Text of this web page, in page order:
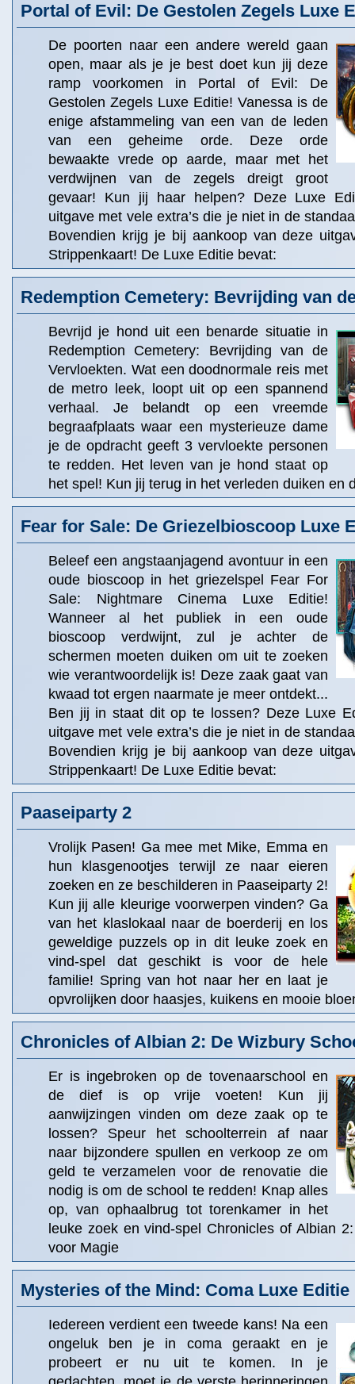
Portal of Evil: De Gestolen Zegels Luxe
De poorten naar een andere wereld gaan
open, maar als je je best doet kun jij deze
ramp voorkomen in Portal of Evil: De
Gestolen Zegels Luxe Editie! Vanessa is de
enige afstammeling van een van de leden
van een geheime orde. Deze orde
bewaakte vrede op aarde, maar met het
verdwijnen van de zegels dreigt groot
gevaar! Kun jij haar helpen? Deze Luxe
uitgave met vele extra’s die je niet in de
Bovendien krijg je bij aankoop van deze
Strippenkaart! De Luxe Editie bevat:
Redemption Cemetery: Bevrijding van
Bevrijd je hond uit een benarde situatie in
Redemption Cemetery: Bevrijding van de
Vervloekten. Wat een doodnormale reis met
de metro leek, loopt uit op een spannend
verhaal. Je belandt op een vreemde
begraafplaats waar een mysterieuze dame
je de opdracht geeft 3 vervloekte personen
te redden. Het leven van je hond staat op
het spel! Kun jij terug in het verleden duiken en
Fear for Sale: De Griezelbioscoop Luxe
Beleef een angstaanjagend avontuur in een
oude bioscoop in het griezelspel Fear For
Sale: Nightmare Cinema Luxe Editie!
Wanneer al het publiek in een oude
bioscoop verdwijnt, zul je achter de
schermen moeten duiken om uit te zoeken
wie verantwoordelijk is! Deze zaak gaat van
kwaad tot ergen naarmate je meer ontdekt...
Ben jij in staat dit op te lossen? Deze Luxe
uitgave met vele extra’s die je niet in de
Bovendien krijg je bij aankoop van deze
Strippenkaart! De Luxe Editie bevat:
Paaseiparty 2
Vrolijk Pasen! Ga mee met Mike, Emma en
hun klasgenootjes terwijl ze naar eieren
zoeken en ze beschilderen in Paaseiparty 2!
Kun jij alle kleurige voorwerpen vinden? Ga
van het klaslokaal naar de boerderij en los
geweldige puzzels op in dit leuke zoek en
vind-spel dat geschikt is voor de hele
familie! Spring van hot naar her en laat je
opvrolijken door haasjes, kuikens en mooie
Chronicles of Albian 2: De Wizbury
Er is ingebroken op de tovenaarschool en
de dief is op vrije voeten! Kun jij
aanwijzingen vinden om deze zaak op te
lossen? Speur het schoolterrein af naar
naar bijzondere spullen en verkoop ze om
geld te verzamelen voor de renovatie die
nodig is om de school te redden! Knap alles
op, van ophaalbrug tot torenkamer in het
leuke zoek en vind-spel Chronicles of Albian
voor Magie
Mysteries of the Mind: Coma Luxe Editie
Iedereen verdient een tweede kans! Na een
ongeluk ben je in coma geraakt en je
probeert er nu uit te komen. In je